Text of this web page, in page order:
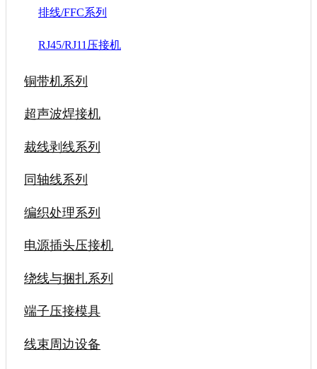
排线/FFC系列
RJ45/RJ11压接机
铜带机系列
超声波焊接机
裁线剥线系列
同轴线系列
编织处理系列
电源插头压接机
绕线与捆扎系列
端子压接模具
线束周边设备